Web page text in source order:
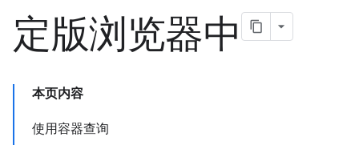
定版浏览器中
本页内容
使用容器查询